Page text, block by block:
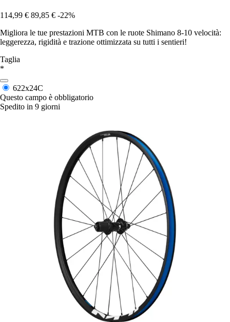
114,99 € 89,85 € -22%
Migliora le tue prestazioni MTB con le ruote Shimano 8-10 velocità:
leggerezza, rigidità e trazione ottimizzata su tutti i sentieri!
Taglia
*
622x24C
Questo campo è obbligatorio
Spedito in 9 giorni